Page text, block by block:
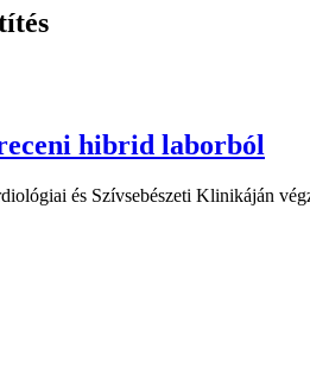
hibrid laborból
és Szívsebészeti Klinikáján